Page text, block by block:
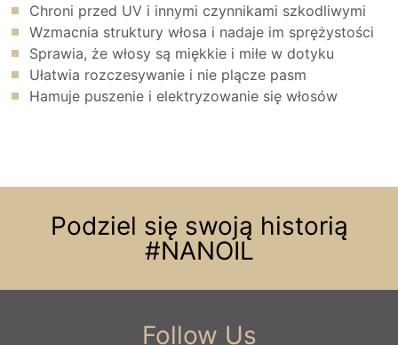
Chroni przed UV i innymi czynnikami szkodliwymi
Wzmacnia struktury włosa i nadaje im sprężystości
Sprawia, że włosy są miękkie i miłe w dotyku
Ułatwia rozczesywanie i nie plącze pasm
Hamuje puszenie i elektryzowanie się włosów
Podziel się swoją historią
#NANOIL
Follow Us